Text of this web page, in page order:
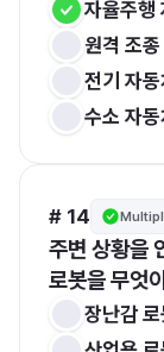
자율주행
원격 조
전기 자
수소 자
# 14
주변 상황을
로봇을 무엇
장난감 로